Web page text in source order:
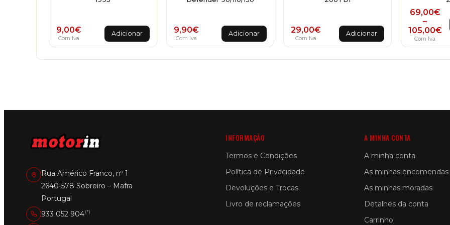
9,00€
Com Iva
Adicionar 9,90€
Com Iva
Adicionar 29,00€
Com Iva
Adicionar
69,00€
–
105,00€
Price
Com Iva
Rua Américo Franco, nº 1
2640-578 Sobreiro – Mafra
Portugal
933 052 904(*)
INFORMAÇÃO
Termos e Condições
Política de Privacidade
Devoluções e Trocas
Livro de reclamações
A MINHA CONTA
A minha conta
As minhas encomendas
As minhas moradas
Detalhes da conta
Carrinho